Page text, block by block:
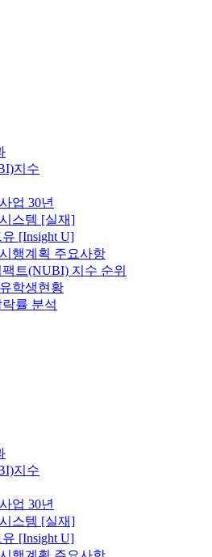
지수
업 30년
스템 [실재]
[Insight U]
행계획 주요사항
트(NUBI) 지수 순위
학생현황
률 분석
지수
업 30년
스템 [실재]
[Insight U]